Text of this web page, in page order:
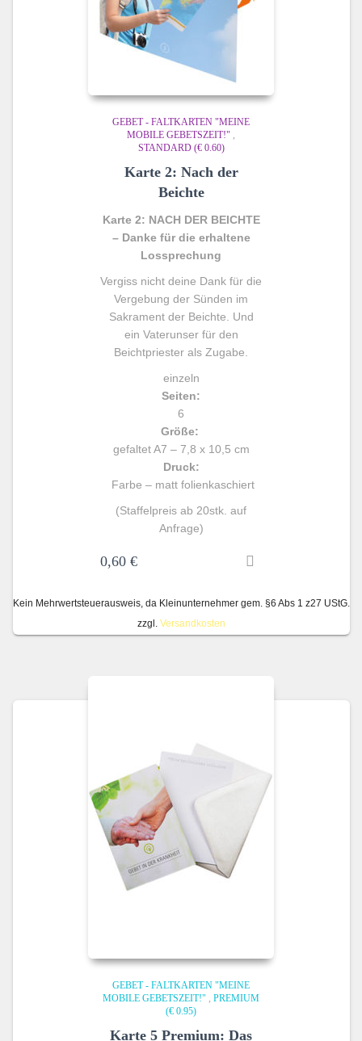
GEBET - FALTKARTEN "MEINE
MOBILE GEBETSZEIT!" ,
STANDARD (€ 0.60)
Karte 2: Nach der
Beichte
Karte 2: NACH DER BEICHTE
– Danke für die erhaltene
Lossprechung
Vergiss nicht deine Dank für die
Vergebung der Sünden im
Sakrament der Beichte. Und
ein Vaterunser für den
Beichtpriester als Zugabe.
einzeln
Seiten:
6
Größe:
gefaltet A7 – 7,8 x 10,5 cm
Druck:
Farbe – matt folienkaschiert
(Staffelpreis ab 20stk. auf
Anfrage)
0,60 €
Kein Mehrwertsteuerausweis, da Kleinunternehmer gem. §6 Abs 1 z27 UStG.
zzgl. Versandkosten
GEBET - FALTKARTEN "MEINE
MOBILE GEBETSZEIT!" , PREMIUM
(€ 0.95)
Karte 5 Premium: Das